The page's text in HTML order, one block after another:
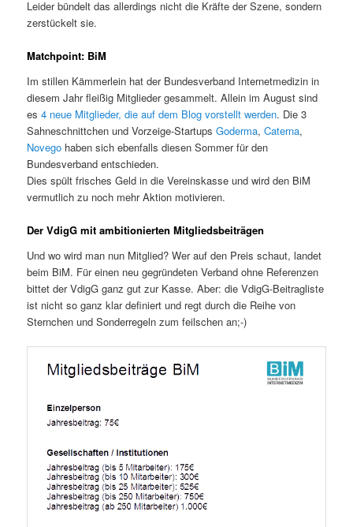
Leider bündelt das allerdings nicht die Kräfte der Szene, sondern
zerstückelt sie.
Matchpoint: BiM
Im stillen Kämmerlein hat der Bundesverband Internetmedizin in
diesem Jahr fleißig Mitglieder gesammelt. Allein im August sind
es 4 neue Mitglieder, die auf dem Blog vorstellt werden. Die 3
Sahneschnittchen und Vorzeige-StartupsGoderma,Caterna,
Novego haben sich ebenfalls diesen Sommer für den
Bundesverband entschieden.
Dies spült frisches Geld in die Vereinskasse und wird den BiM
vermutlich zu noch mehr Aktion motivieren.
Der VdigG mit ambitionierten Mitgliedsbeiträgen
Und wo wird man nun Mitglied? Wer auf den Preis schaut, landet
beim BiM. Für einen neu gegründeten Verband ohne Referenzen
bittet der VdigG ganz gut zur Kasse. Aber: die VdigG-Beitragliste
ist nicht so ganz klar definiert und regt durch die Reihe von
Sternchen und Sonderregeln zum feilschen an;-)